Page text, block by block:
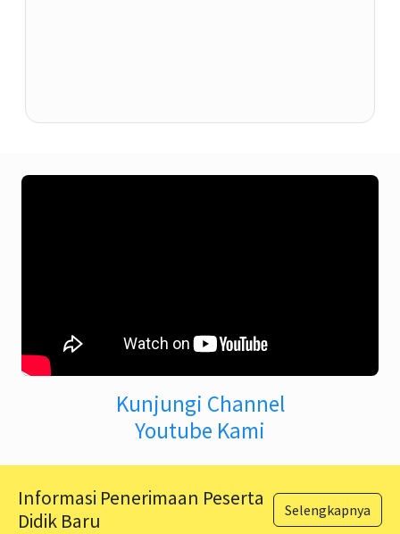
Kunjungi Channel
Youtube Kami
Informasi Penerimaan Peserta
Didik Baru
Selengkapnya